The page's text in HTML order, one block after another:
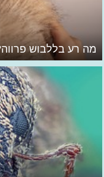
מה רע בללבוש